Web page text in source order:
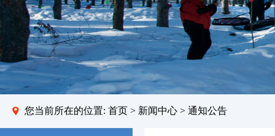
您当前所在的位置: 首页 > 新闻中心 > 通知公告